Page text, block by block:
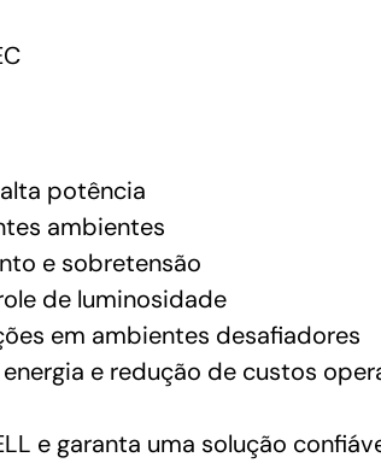
potência
ambientes
e sobretensão
de luminosidade
em ambientes desafiadores
e redução de custos
e garanta uma solução